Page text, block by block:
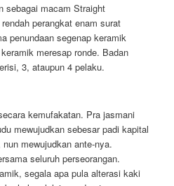
sebagai macam Straight
perangkat enam surat
penundaan segenap keramik
meresap ronde. Badan
3, ataupun 4 pelaku.
kemufakatan. Pra jasmani
mewujudkan sebesar padi kapital
mewujudkan ante-nya.
seluruh perseorangan.
segala apa pula alterasi kaki